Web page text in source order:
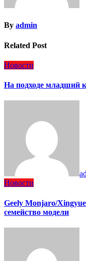
By admin
Related Post
Новости
На подходе младший
Новости
Geely Monjaro/
семейство модели